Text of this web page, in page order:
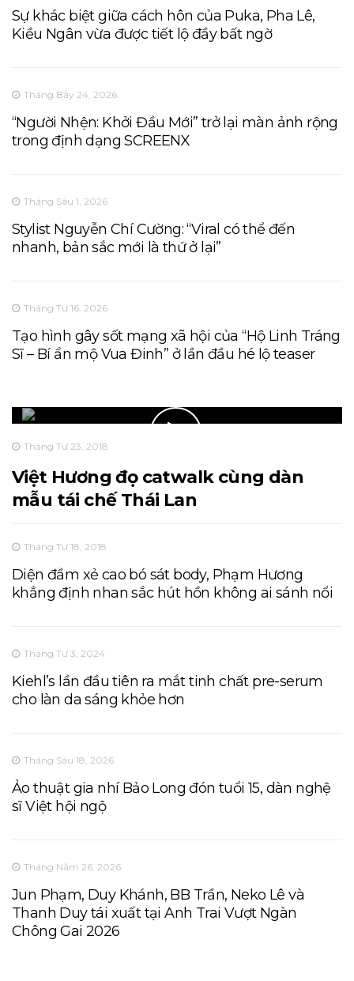
Sự khác biệt giữa cách hôn của Puka, Pha Lê,
Kiều Ngân vừa được tiết lộ đầy bất ngờ
Tháng Bảy 24, 2026
“Người Nhện: Khởi Đầu Mới” trở lại màn ảnh rộng
trong định dạng SCREENX
Tháng Sáu 1, 2026
Stylist Nguyễn Chí Cường: “Viral có thể đến
nhanh, bản sắc mới là thứ ở lại”
Tháng Tư 16, 2026
Tạo hình gây sốt mạng xã hội của “Hộ Linh Tráng
Sĩ – Bí ẩn mộ Vua Đinh” ở lần đầu hé lộ teaser
Tháng Tư 23, 2018
Việt Hương đọ catwalk cùng dàn
mẫu tái chế Thái Lan
Tháng Tư 18, 2018
Diện đầm xẻ cao bó sát body, Phạm Hương
khẳng định nhan sắc hút hồn không ai sánh nổi
Tháng Tư 3, 2024
Kiehl’s lần đầu tiên ra mắt tinh chất pre-serum
cho làn da sáng khỏe hơn
Tháng Sáu 18, 2026
Ảo thuật gia nhí Bảo Long đón tuổi 15, dàn nghệ
sĩ Việt hội ngộ
Tháng Năm 26, 2026
Jun Phạm, Duy Khánh, BB Trần, Neko Lê và
Thanh Duy tái xuất tại Anh Trai Vượt Ngàn
Chông Gai 2026